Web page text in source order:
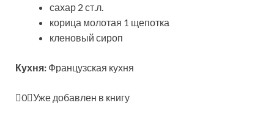
сахар 2 ст.л.
корица молотая 1 щепотка
кленовый сироп
Кухня: Французская кухня
0 Уже добавлен в книгу